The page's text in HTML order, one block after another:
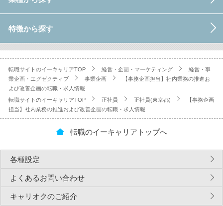
特徴から探す
転職サイトのイーキャリアTOP 経営・企画・マーケティング
経営・事
業企画・エグゼクティブ
事業企画
【事務企画担当】社内業務の推進お
よび改善企画の転職・求人情報
転職サイトのイーキャリアTOP
正社員 正社員(東京都)
【事務企画
担当】社内業務の推進および改善企画の転職・求人情報
転職のイーキャリアトップへ
各種設定
よくあるお問い合わせ
キャリオクのご紹介